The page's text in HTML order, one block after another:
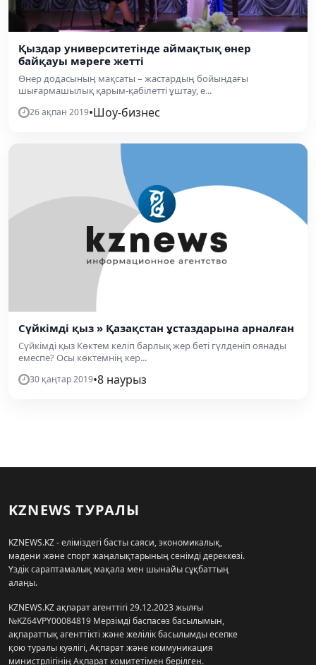
Қыздар университетінде аймақтық өнер
байқауы мәреге жетті
Өнер додасының мақсаты – жастардың бойындағы
шығармашылық қарым-қабілетті ұштау, е...
26 ақпан 2019•Шоу-бизнес
Сүйкімді қыз » Қазақстан ұстаздарына арналған
Сүйкімді қыз Көктем келіп барлық жер беті гүлденіп оянады
емеспе? Осы көктемнің кер...
30 қаңтар 2019•8 наурыз
KZNEWS ТУРАЛЫ
KZNEWS.KZ - еліміздегі басты саяси, экономикалық,
мәдени және спорт жаңалықтарының сенімді дереккөзі.
Үздік сараптамалық мақала мен шынайы сұқбаттың
алаңы.
KZNEWS.KZ ақпарат агенттігі 29.12.2023 жылғы
№KZ64VPY00084819 Мерзімді баспасөз басылымын,
ақпараттық агенттікті және желілік басылымды есепке
қою туралы куәлігі, Ақпарат және коммуникация
министрлігінің Ақпарат комитетімен берілген.